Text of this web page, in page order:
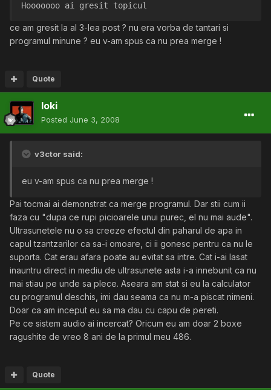
Hooooooo ai gresit topicul
ce am gresit la al 3-lea post ? nu era vorba de tantari si
programul minune ? eu v-am spus ca nu prea merge !
Quote
loki
Posted June 3, 2008
v3ctor said:
eu v-am spus ca nu prea merge !
Pai tocmai ai demonstrat ca merge programul. Dar stii cum ii
faza cu "dupa ce rupi picioarele unui purec, el nu mai aude".
Ultrasunetele nu o sa creeze efectul din paharul de apa in
capul tzantzarilor ca sa-i omoare, ci ii gonesc pentru ca nu le
suporta. Cat erau afara poate au evitat sa intre. Cat i-ai lasat
inauntru direct in mediu de ultrasunete asta i-a innebunit ca nu
mai stiau pe unde sa plece. Aseara am stat si eu la calculator
cu programul deschis, imi dau seama ca nu m-a piscat nimeni.
Doar ca am inceput eu sa ma dau cu capu de pereti.
Pe ce sistem audio ai incercat? Oricum eu am doar 2 boxe
ragushite de vreo 8 ani de la primul meu 486.
Quote